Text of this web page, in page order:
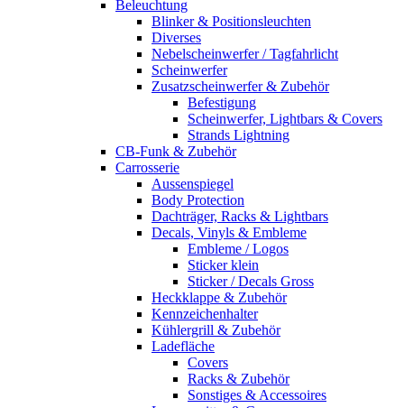
Beleuchtung
Blinker & Positionsleuchten
Diverses
Nebelscheinwerfer / Tagfahrlicht
Scheinwerfer
Zusatzscheinwerfer & Zubehör
Befestigung
Scheinwerfer, Lightbars & Covers
Strands Lightning
CB-Funk & Zubehör
Carrosserie
Aussenspiegel
Body Protection
Dachträger, Racks & Lightbars
Decals, Vinyls & Embleme
Embleme / Logos
Sticker klein
Sticker / Decals Gross
Heckklappe & Zubehör
Kennzeichenhalter
Kühlergrill & Zubehör
Ladefläche
Covers
Racks & Zubehör
Sonstiges & Accessoires